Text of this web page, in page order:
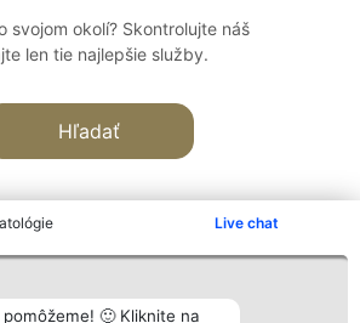
Live chat
🙂 Kliknite na
svojom okolí? Skontrolujte náš
len tie najlepšie služby.
Hľadať
Hodnotenie Kontakt